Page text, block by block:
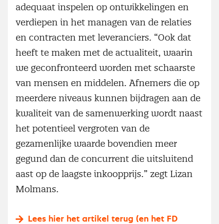
adequaat inspelen op ontwikkelingen en
verdiepen in het managen van de relaties
en contracten met leveranciers. “Ook dat
heeft te maken met de actualiteit, waarin
we geconfronteerd worden met schaarste
van mensen en middelen. Afnemers die op
meerdere niveaus kunnen bijdragen aan de
kwaliteit van de samenwerking wordt naast
het potentieel vergroten van de
gezamenlijke waarde bovendien meer
gegund dan de concurrent die uitsluitend
aast op de laagste inkoopprijs.” zegt Lizan
Molmans.
Lees hier het artikel terug (en het FD